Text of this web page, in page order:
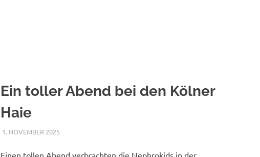
Ein toller Abend bei den Kölner
Haie
1. NOVEMBER 2025NICOLE.BETH
ALLGEMEIN